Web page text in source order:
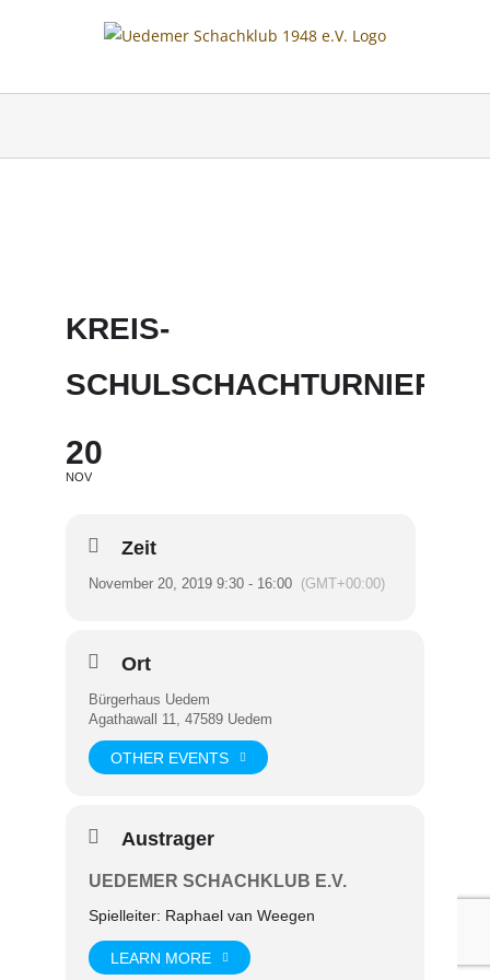
KREIS-
SCHULSCHACHTURNIER
20
NOV
Zeit
November 20, 2019 9:30 - 16:00 (GMT+00:00)
Ort
Bürgerhaus Uedem
Agathawall 11, 47589 Uedem
OTHER EVENTS
Austrager
UEDEMER SCHACHKLUB E.V.
Spielleiter: Raphael van Weegen
LEARN MORE